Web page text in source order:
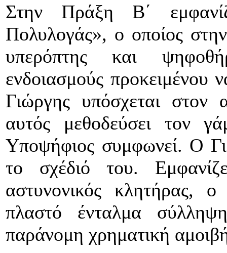
Στην Πράξη Β΄
Πολυλογάς», ο οποίος
υπερόπτης και
ενδοιασμούς προκειμένου
Γιώργης υπόσχεται στον
αυτός μεθοδεύσει τον
Υποψήφιος συμφωνεί. Ο
το σχέδιό του.
αστυνονικός κλητήρας, ο
πλαστό ένταλμα
παράνομη χρηματική